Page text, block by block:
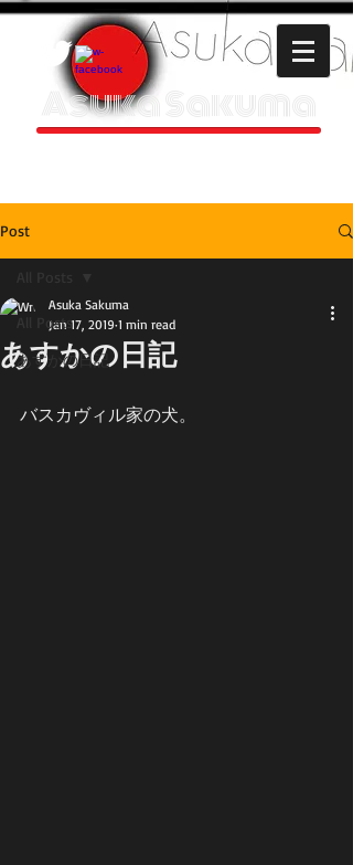
Asuka Sakuma
HOMEPAGE
Post
All Posts
あすかの日記
あすかの日記
Asuka Sakuma
Jan 17, 2019 1 min read
バスカヴィル家の犬。